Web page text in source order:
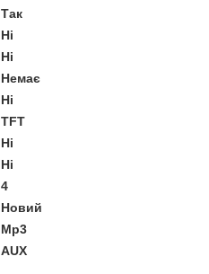
Так
Ні
Ні
Немає
Ні
TFT
Ні
Ні
4
Новий
Mp3
AUX